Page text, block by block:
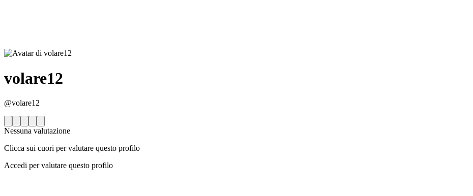
volare12
@volare12
Nessuna valutazione
Clicca sui cuori per valutare questo profilo
Accedi per valutare questo profilo